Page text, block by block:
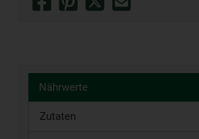
Nährwerte
Zutaten